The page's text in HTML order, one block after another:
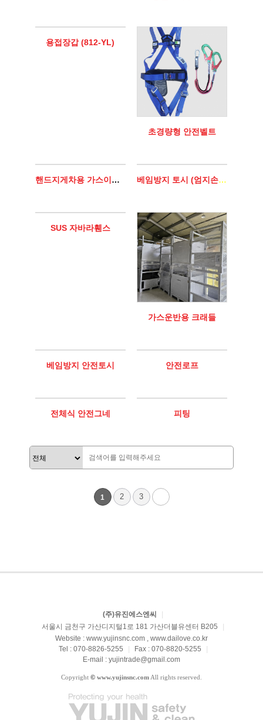
용접장갑 (812-YL)
초경량형 안전벨트
핸드지게차용 가스이동대차 베임방지 토시 (엄지손가락 걸이형)
SUS 자바라휀스
가스운반용 크래들
베임방지 안전토시 안전로프
전체식 안전그네 피팅
1 2 3
(주)유진에스엔씨
서울시 금천구 가산디지털1로 181 가산더블유센터 B205
Website : www.yujinsnc.com , www.dailove.co.kr
Tel : 070-8826-5255
Fax : 070-8820-5255
E-mail : yujintrade@gmail.com
Copyright © www.yujinsnc.com All rights reserved.